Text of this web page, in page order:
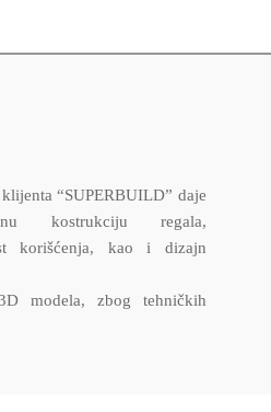
“SUPERBUILD” daje
kostrukciju regala,
korišćenja, kao i dizajn
modela, zbog tehničkih